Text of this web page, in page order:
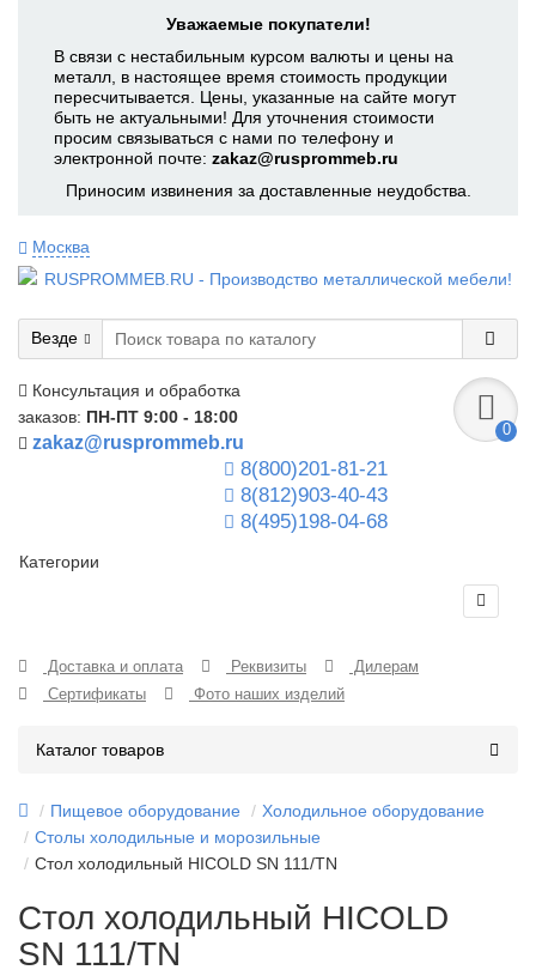
Уважаемые покупатели!
В связи с нестабильным курсом валюты и цены на
металл, в настоящее время стоимость продукции
пересчитывается. Цены, указанные на сайте могут
быть не актуальными! Для уточнения стоимости
просим связываться с нами по телефону и
электронной почте: zakaz@rusprommeb.ru
Приносим извинения за доставленные неудобства.
Москва
Везде
Консультация и обработка
заказов: ПН-ПТ 9:00 - 18:00
zakaz@rusprommeb.ru
8(800)201-81-21
8(812)903-40-43
8(495)198-04-68
0
Категории
Доставка и оплата Реквизиты
Дилерам
Сертификаты
Фото наших изделий
Каталог товаров
Пищевое оборудование
Холодильное оборудование
Столы холодильные и морозильные
Стол холодильный HICOLD SN 111/TN
Стол холодильный HICOLD
SN 111/TN